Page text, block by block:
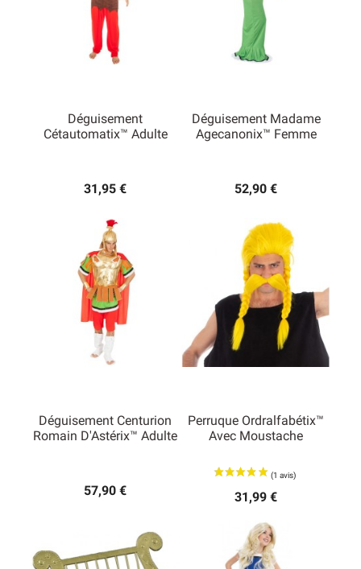
Déguisement
Cétautomatix™ Adulte
31,95 €
Déguisement Madame
Agecanonix™ Femme
52,90 €
Déguisement Centurion
Romain D'Astérix™ Adulte
57,90 €
Perruque Ordralfabétix™
Avec Moustache
31,99 €